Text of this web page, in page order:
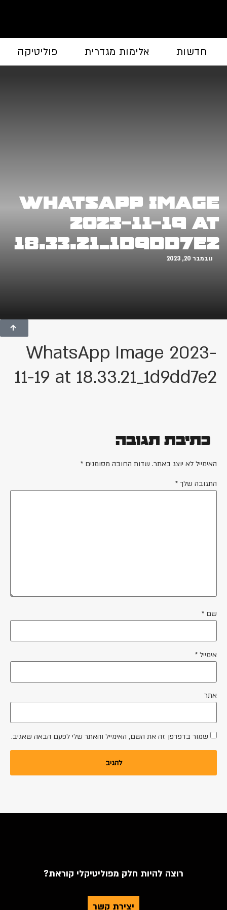
חדשות אלימות מגדרית פוליטיקה
WhatsApp Image
2023-11-19 at
18.33.21_1d9dd7e2
נובמבר 20, 2023
WhatsApp Image 2023-
11-19 at 18.33.21_1d9dd7e2
כתיבת תגובה
האימייל לא יוצג באתר. שדות החובה מסומנים *
התגובה שלך *
שם *
אימייל *
אתר
שמור בדפדפן זה את השם, האימייל והאתר שלי לפעם הבאה שאגיב.
רוצה להיות חלק מפוליטיקלי קוראת?
יצירת קשר